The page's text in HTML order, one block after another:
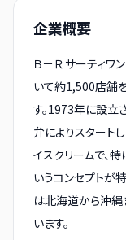
企業概要
Ｂ－Ｒ サーティワ
いて約1,500店舗
す。1973年に設立
弁によりスタート
イスクリームで、
いうコンセプトが
は北海道から沖縄
います。